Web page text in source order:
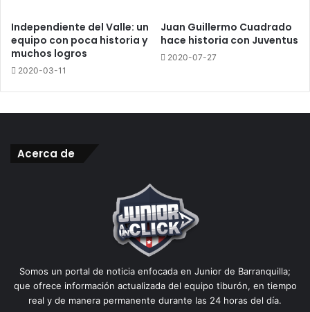
Independiente del Valle: un
equipo con poca historia y
muchos logros
2020-03-11
Juan Guillermo Cuadrado
hace historia con Juventus
2020-07-27
Acerca de
Somos un portal de noticia enfocada en Junior de Barranquilla;
que ofrece información actualizada del equipo tiburón, en tiempo
real y de manera permanente durante las 24 horas del día.